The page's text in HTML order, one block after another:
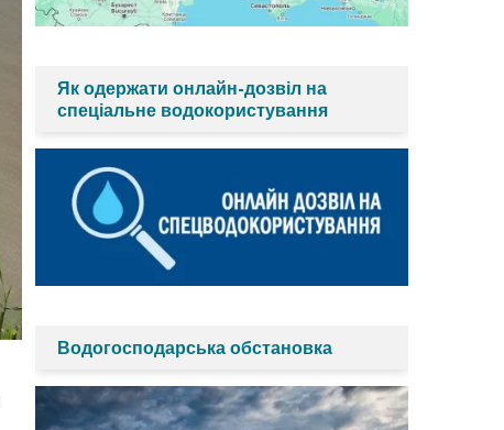
Як одержати онлайн-дозвіл на
спеціальне водокористування
Водогосподарська обстановка